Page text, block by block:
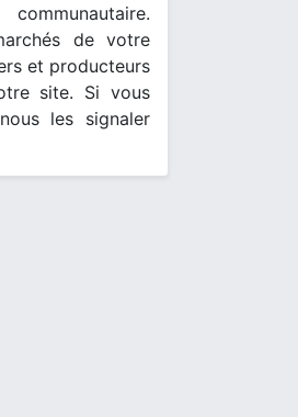
de votre
et producteurs
site. Si vous
les signaler